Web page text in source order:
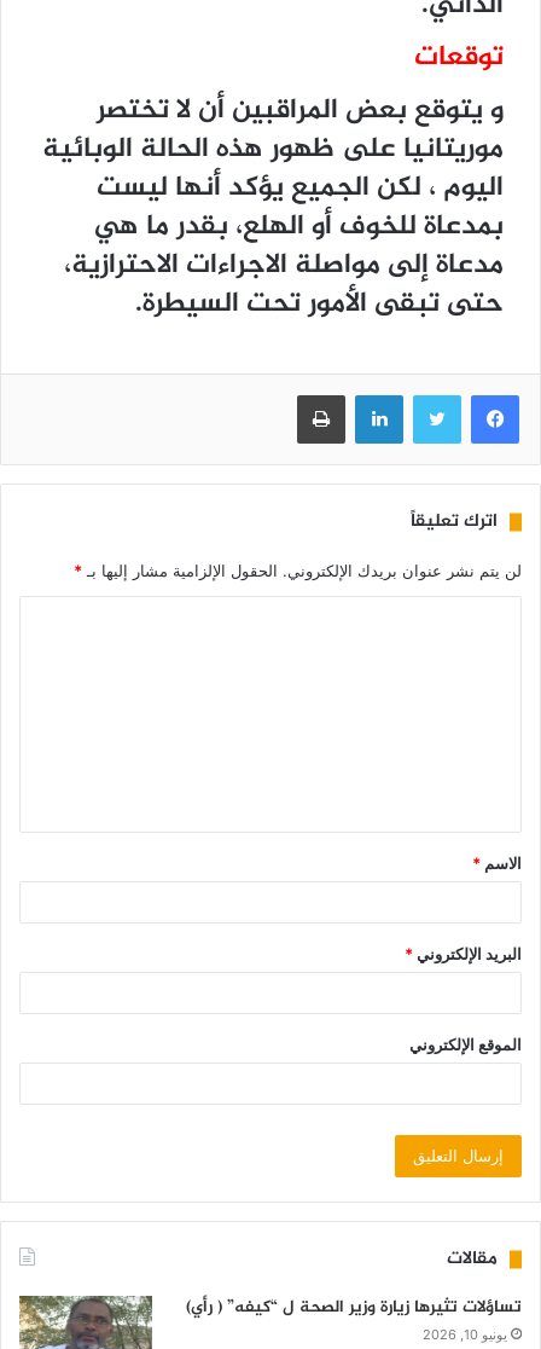
توقعات
و يتوقع بعض المراقبين أن لا تختصر
موريتانيا على ظهور هذه الحالة الوبائية
اليوم ، لكن الجميع يؤكد أنها ليست
بمدعاة للخوف أو الهلع، بقدر ما هي
مدعاة إلى مواصلة الاجراءات الاحترازية،
حتى تبقى الأمور تحت السيطرة.
فيسبوك تويتر لينكدإن طباعة
اترك تعليقاً
لن يتم نشر عنوان بريدك الإلكتروني. الحقول الإلزامية مشار إليها بـ *
الاسم *
البريد الإلكتروني*
الموقع الإلكتروني
مقالات
تساؤلات تثيرها زيارة وزير الصحة ل “كيفه” ( رأي)
يونيو 10, 2026